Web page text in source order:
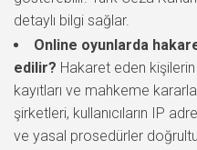
detaylı bilgi sağlar.
Online oyunlarda
edilir? Hakaret eden
kayıtları ve mahkeme
şirketleri, kullanıcıların IP
ve yasal prosedürler